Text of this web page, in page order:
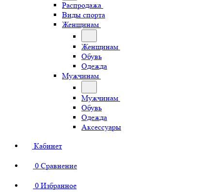
Распродажа
Виды спорта
Женщинам
Женщинам
Обувь
Одежда
Мужчинам
Мужчинам
Обувь
Одежда
Аксессуары
Кабинет
0 Сравнение
0 Избранное